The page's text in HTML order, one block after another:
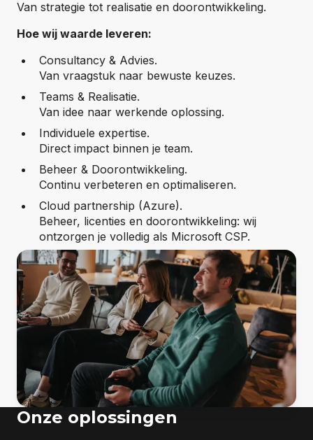
Van strategie tot realisatie en doorontwikkeling.
Hoe wij waarde leveren:
Consultancy & Advies.
Van vraagstuk naar bewuste keuzes.
Teams & Realisatie.
Van idee naar werkende oplossing.
Individuele expertise.
Direct impact binnen je team.
Beheer & Doorontwikkeling.
Continu verbeteren en optimaliseren.
Cloud partnership (Azure).
Beheer, licenties en doorontwikkeling: wij
ontzorgen je volledig als Microsoft CSP.
Onze oplossingen